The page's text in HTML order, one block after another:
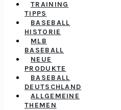
TRAINING
TIPPS
BASEBALL
HISTORIE
MLB
BASEBALL
NEUE
PRODUKTE
BASEBALL
DEUTSCHLAND
ALLGEMEINE
THEMEN